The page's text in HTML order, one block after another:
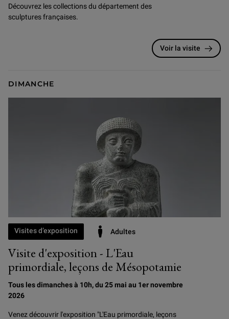
Découvrez les collections du département des
sculptures françaises.
Voir la visite
DIMANCHE
Visite d'exposition - L'Eau
primordiale, leçons de Mésopotamie
Visites d’exposition Adultes
Tous les dimanches à 10h, du 25 mai au 1er novembre
2026
Venez découvrir l'exposition "L'Eau primordiale, leçons